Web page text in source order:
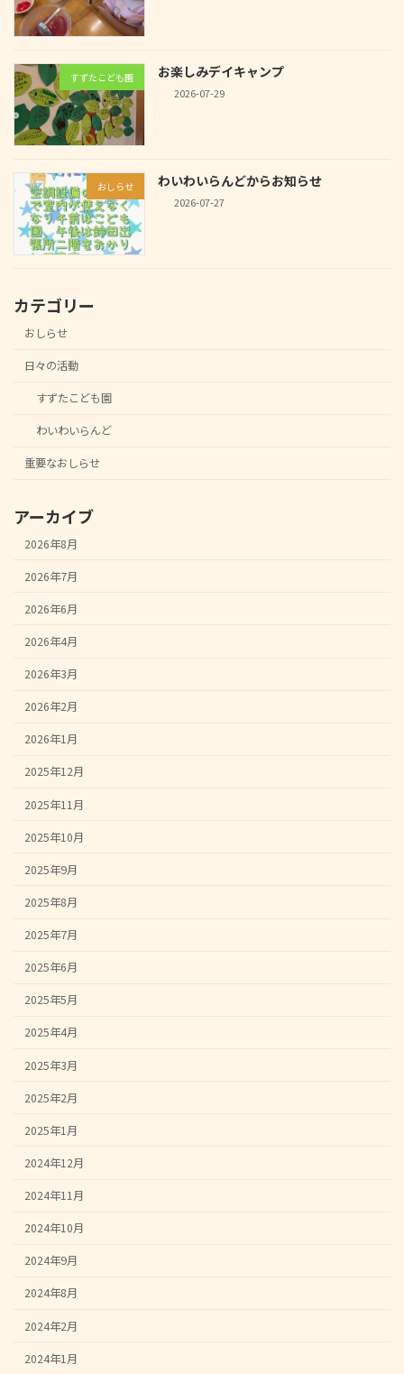
すずたこども園 お楽しみデイキャンプ
2026-07-29
おしらせ わいわいらんどからお知らせ
2026-07-27
カテゴリー
おしらせ
日々の活動
すずたこども園
わいわいらんど
重要なおしらせ
アーカイブ
2026年8月
2026年7月
2026年6月
2026年4月
2026年3月
2026年2月
2026年1月
2025年12月
2025年11月
2025年10月
2025年9月
2025年8月
2025年7月
2025年6月
2025年5月
2025年4月
2025年3月
2025年2月
2025年1月
2024年12月
2024年11月
2024年10月
2024年9月
2024年8月
2024年2月
2024年1月